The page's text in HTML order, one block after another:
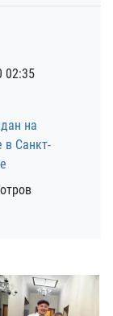
02:35
на
в Санкт-